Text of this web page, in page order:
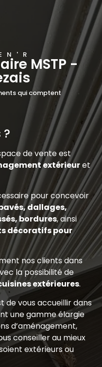
MSTP -
qui comptent
de vente est
extérieuret
pour concevoir
dallages,
bordures, ainsi
décoratifs pour
nos clients dans
la possibilité de
extérieures.
de vous accueillir dans
une gamme élargie
d’aménagement,
conseiller au mieux
extérieurs ou